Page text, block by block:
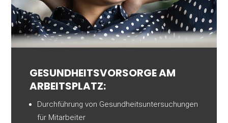
GESUNDHEITS­VORSORGE AM
ARBEITS­PLATZ:
Durchführung von Gesundheitsuntersuchungen
für Mitarbeiter